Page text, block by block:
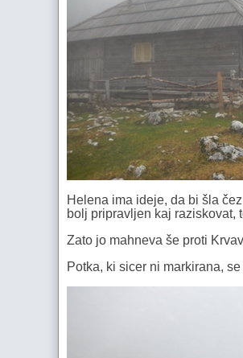
Helena ima ideje, da bi šla
bolj pripravljen kaj raziskovat,
Zato jo mahneva še proti
Potka, ki sicer ni markirana,